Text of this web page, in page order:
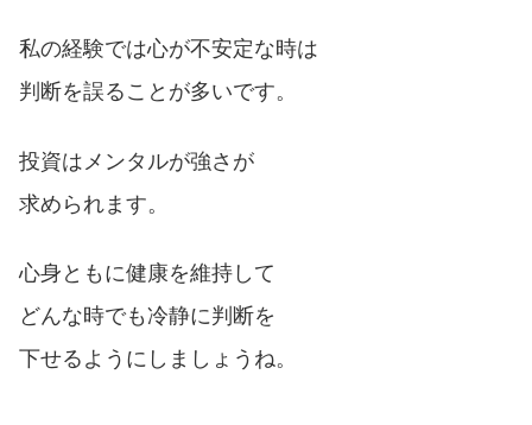
私の経験では心が不安定な時は
判断を誤ることが多いです。
投資はメンタルが強さが
求められます。
心身ともに健康を維持して
どんな時でも冷静に判断を
下せるようにしましょうね。